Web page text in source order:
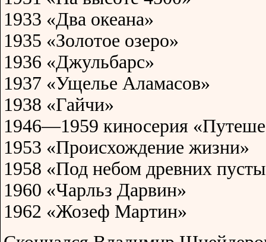
1933 «Два океана»
1935 «Золотое озеро»
1936 «Джульбарс»
1937 «Ущелье Аламасов»
1938 «Гайчи»
1946—1959 киносерия
1953 «Происхождение жизни»
1958 «Под небом древних
1960 «Чарльз Дарвин»
1962 «Жозеф Мартин»